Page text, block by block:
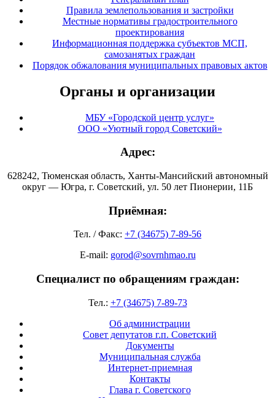
Правила землепользования и застройки
Местные нормативы градостроительного
проектирования
Информационная поддержка субъектов МСП,
самозанятых граждан
Порядок обжалования муниципальных правовых актов
Органы и организации
МБУ «Городской центр услуг»
ООО «Уютный город Советский»
Адрес:
628242, Тюменская область, Ханты-Мансийский автономный
округ — Югра, г. Советский, ул. 50 лет Пионерии, 11Б
Приёмная:
Тел. / Факс: +7 (34675) 7-89-56
E-mail: gorod@sovrnhmao.ru
Специалист по обращениям граждан:
Тел.: +7 (34675) 7-89-73
Об администрации
Совет депутатов г.п. Советский
Документы
Муниципальная служба
Интернет-приемная
Контакты
Глава г. Советского